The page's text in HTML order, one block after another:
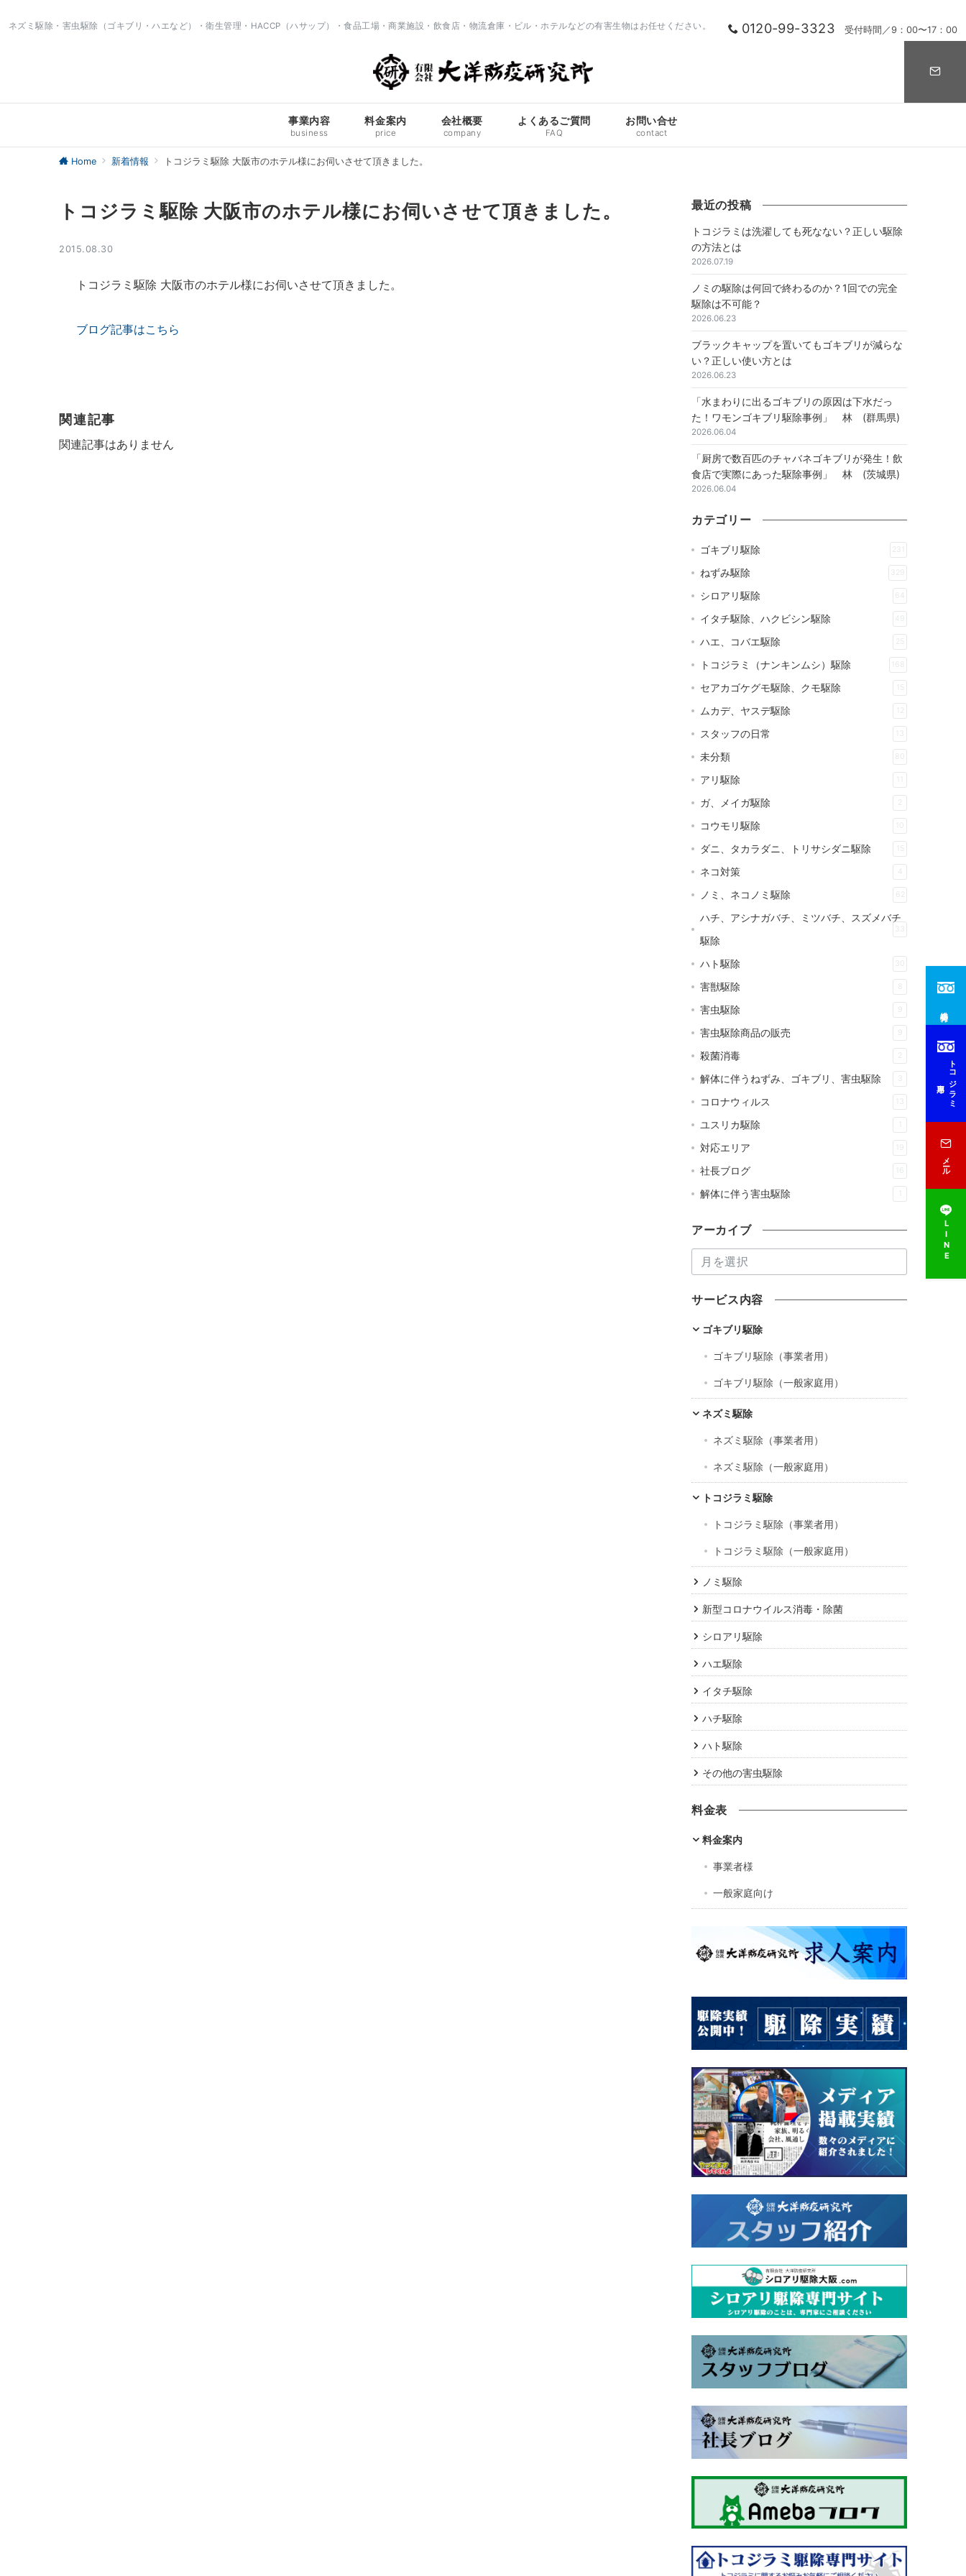
0120-99-3323 受付時間／9：00〜17：00
ネズミ駆除・害虫駆除（ゴキブリ・ハエなど）・衛生管理・HACCP（ハサップ）・食品工場・商業施設・飲食店・物流倉庫・ビル・ホテルなどの有害生物はお任せください。
事業内容
business
料金案内
price
会社概要
company
よくあるご質問
FAQ
お問い合せ
contact
Home 新着情報 トコジラミ駆除 大阪市のホテル様にお伺いさせて頂きました。
トコジラミ駆除 大阪市のホテル様にお伺いさせて頂きました。
2015.08.30
トコジラミ駆除 大阪市のホテル様にお伺いさせて頂きました。
ブログ記事はこちら
関連記事
関連記事はありません
最近の投稿
トコジラミは洗濯しても死なない？正しい駆除
の方法とは
2026.07.19
ノミの駆除は何回で終わるのか？1回での完全
駆除は不可能？
2026.06.23
ブラックキャップを置いてもゴキブリが減らな
い？正しい使い方とは
2026.06.23
「水まわりに出るゴキブリの原因は下水だっ
た！ワモンゴキブリ駆除事例」 林 (群馬県)
2026.06.04
「厨房で数百匹のチャバネゴキブリが発生！飲
食店で実際にあった駆除事例」 林 (茨城県)
2026.06.04
カテゴリー
ゴキブリ駆除 231
ねずみ駆除 329
シロアリ駆除 64
イタチ駆除、ハクビシン駆除 49
ハエ、コバエ駆除 25
トコジラミ（ナンキンムシ）駆除 168
セアカゴケグモ駆除、クモ駆除 15
ムカデ、ヤスデ駆除 12
スタッフの日常 13
未分類 80
アリ駆除
ガ、メイガ駆除 2
コウモリ駆除 10
ダニ、タカラダニ、トリサシダニ駆除 15
ネコ対策 4
ノミ、ネコノミ駆除 62
ハチ、アシナガバチ、ミツバチ、スズメバチ
駆除
33
ハト駆除 30
害獣駆除 8
害虫駆除 9
害虫駆除商品の販売 9
殺菌消毒 2
解体に伴うねずみ、ゴキブリ、害虫駆除 3
コロナウィルス 13
ユスリカ駆除
対応エリア 19
社長ブログ 16
解体に伴う害虫駆除
アーカイブ
ー
カ
イ
ブ
サービス内容
ゴキブリ駆除
ゴキブリ駆除（事業者用）
ゴキブリ駆除（一般家庭用）
ネズミ駆除
ネズミ駆除（事業者用）
ネズミ駆除（一般家庭用）
トコジラミ駆除
トコジラミ駆除（事業者用）
トコジラミ駆除（一般家庭用）
ノミ駆除
新型コロナウイルス消毒・除菌
シロアリ駆除
ハエ駆除
イタチ駆除
ハチ駆除
ハト駆除
その他の害虫駆除
料金表
料金案内
事業者様
一般家庭向け
トコジラミ
メール
LINE